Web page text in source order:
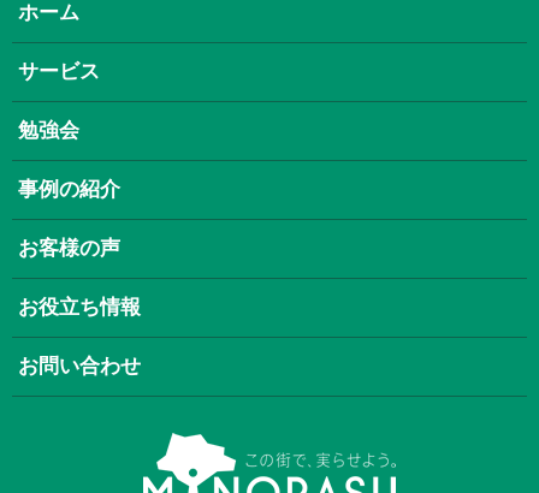
ホーム
サービス
勉強会
事例の紹介
お客様の声
お役立ち情報
お問い合わせ